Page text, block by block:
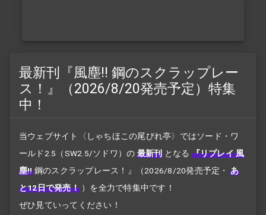
最新刊『風塵!! 鋼のスクラップレー
ス！』（2026/8/20発売予定）特集
中！
当ウェブサイト〈しゃちほこの尾びれ亭〉ではソード・ワ
ールド2.5（SW2.5/ソドワ）の 最新刊 となる 『リプレイ 風
塵!! 鋼のスクラップレース！』 （2026/8/20発売予定・ あ
と12日で発売！ ）を全力で特集中です！
ぜひ見ていってください！